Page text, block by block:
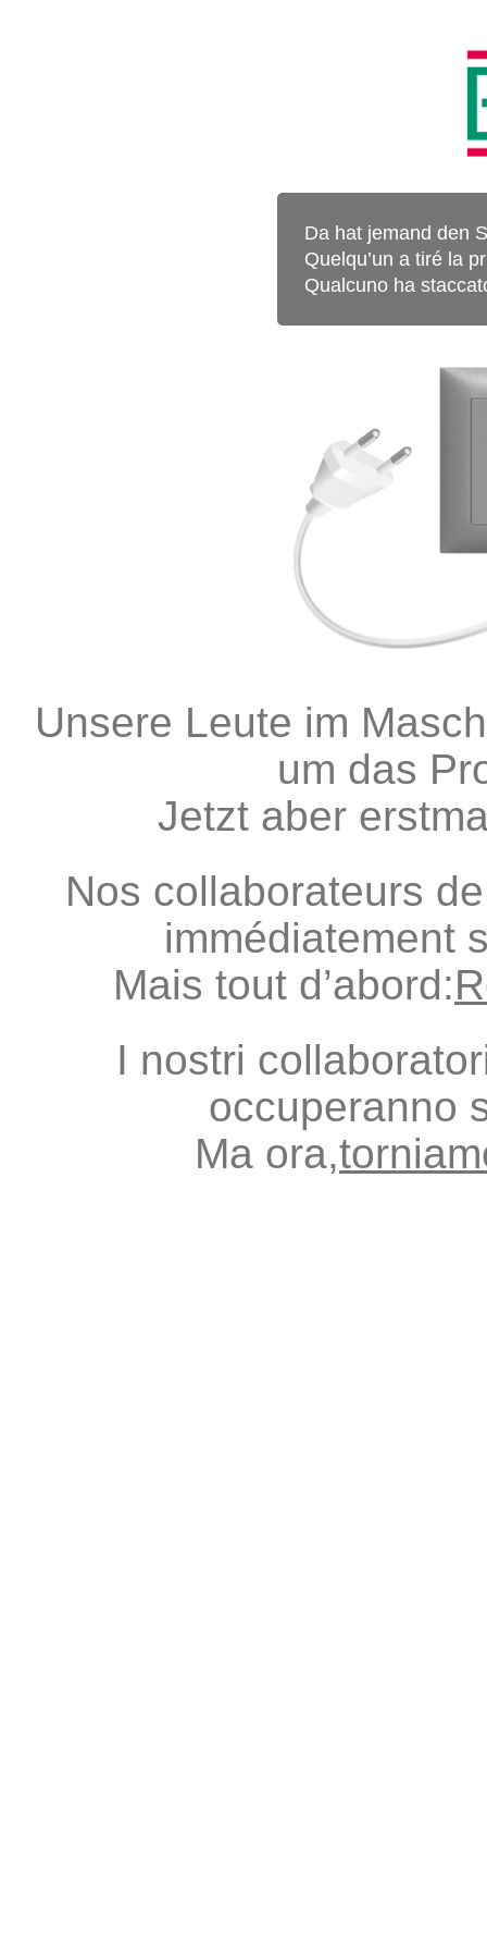
Da hat jemand den
Quelqu’un a tiré la
Qualcuno ha
Unsere Leute im
um das
Jetzt aber
Nos collaborateurs
immédiatement
Mais tout d’abord:
I nostri
occuperanno
Ma ora,